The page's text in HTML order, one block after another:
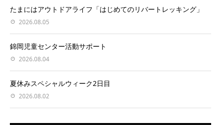
たまにはアウトドアライフ「はじめてのリバートレッキング」
2026.08.05
錦岡児童センター活動サポート
2026.08.04
夏休みスペシャルウィーク2日目
2026.08.02